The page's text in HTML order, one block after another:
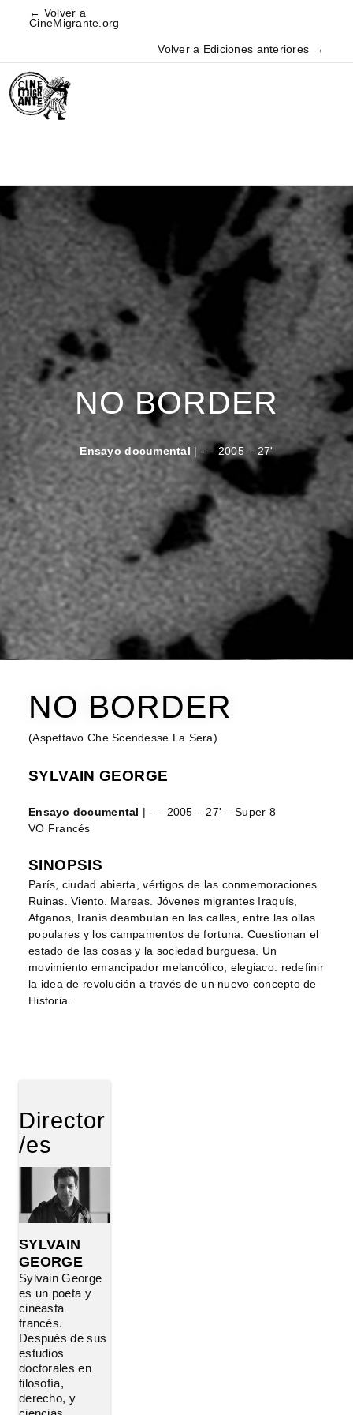
← Volver a
CineMigrante.org
Volver a Ediciones anteriores →
NO BORDER
Ensayo documental | - – 2005 – 27'
NO BORDER
(Aspettavo Che Scendesse La Sera)
SYLVAIN GEORGE
Ensayo documental
| - – 2005 – 27' – Super 8
VO Francés
SINOPSIS
París, ciudad abierta, vértigos de las conmemoraciones.
Ruinas. Viento. Mareas. Jóvenes migrantes Iraquís,
Afganos, Iranís deambulan en las calles, entre las ollas
populares y los campamentos de fortuna. Cuestionan el
estado de las cosas y la sociedad burguesa. Un
movimiento emancipador melancólico, elegiaco: redefinir
la idea de revolución a través de un nuevo concepto de
Historia.
Director
/es
SYLVAIN
GEORGE
Sylvain George
es un poeta y
cineasta
francés.
Después de sus
estudios
doctorales en
filosofía,
derecho, y